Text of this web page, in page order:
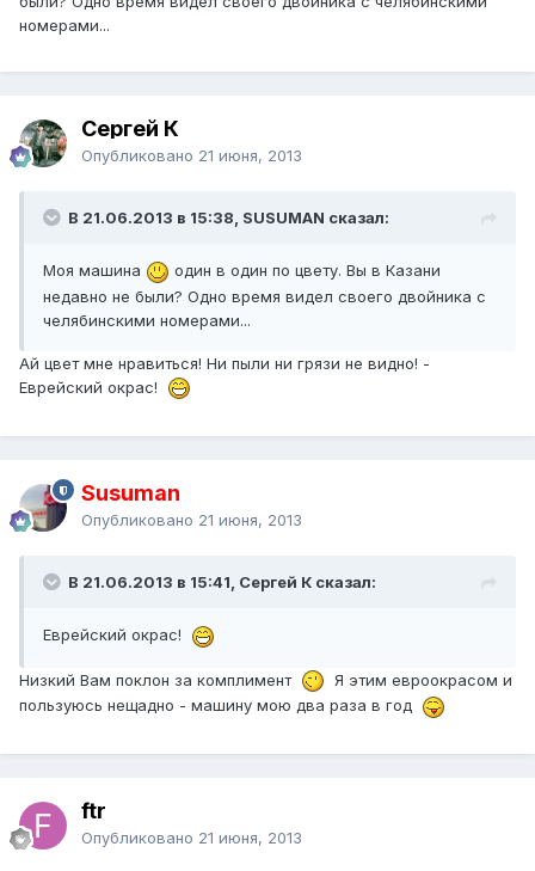
номерами...
Сергей К
Опубликовано 21 июня, 2013
В 21.06.2013 в 15:38, SUSUMAN сказал:
Моя машина
один в один по цвету. Вы в Казани
недавно не были? Одно время видел своего двойника с
челябинскими номерами...
Ай цвет мне нравиться! Ни пыли ни грязи не видно! -
Еврейский окрас!
Susuman
Опубликовано 21 июня, 2013
В 21.06.2013 в 15:41, Сергей К сказал:
Еврейский окрас!
Низкий Вам поклон за комплимент
Я этим евроокрасом и
пользуюсь нещадно - машину мою два раза в год
ftr
Опубликовано 21 июня, 2013